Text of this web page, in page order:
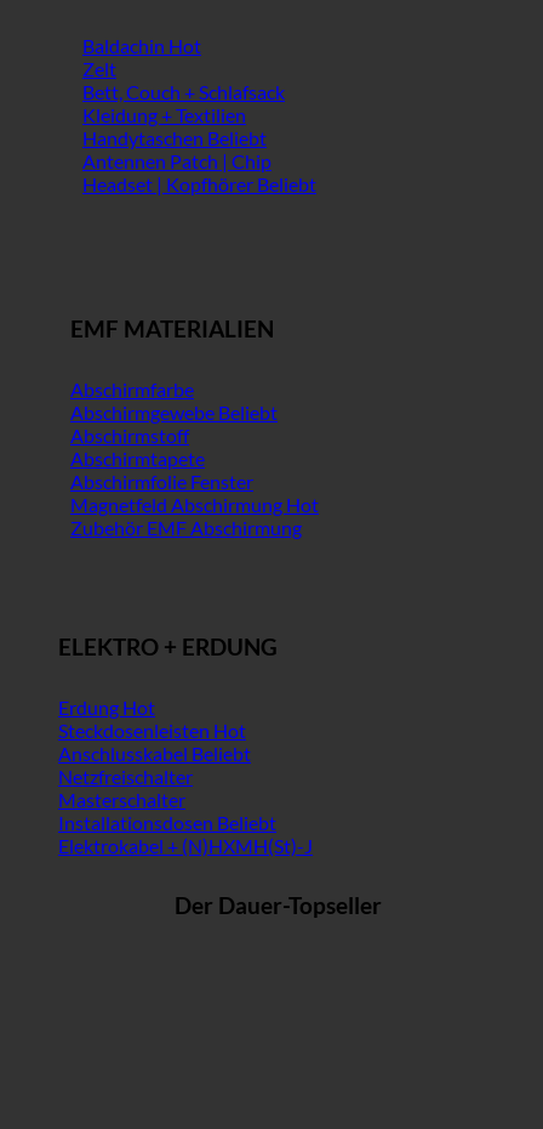
Baldachin
Zelt
Bett, Couch + Schlafsack
Kleidung + Textilien
Handytaschen
Antennen Patch | Chip
Headset | Kopfhörer
EMF MATERIALIEN
Abschirmfarbe
Abschirmgewebe
Abschirmstoff
Abschirmtapete
Abschirmfolie Fenster
Magnetfeld Abschirmung
Zubehör EMF Abschirmung
ELEKTRO + ERDUNG
Erdung
Steckdosenleisten
Anschlusskabel
Netzfreischalter
Masterschalter
Installationsdosen
Elektrokabel + (N)HXMH(St)-J
Der Dauer-Topseller